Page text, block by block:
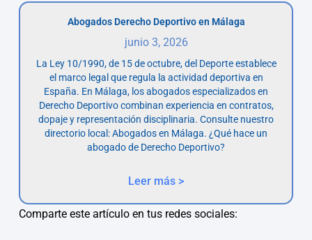
Abogados Derecho Deportivo en Málaga
junio 3, 2026
La Ley 10/1990, de 15 de octubre, del Deporte establece
el marco legal que regula la actividad deportiva en
España. En Málaga, los abogados especializados en
Derecho Deportivo combinan experiencia en contratos,
dopaje y representación disciplinaria. Consulte nuestro
directorio local: Abogados en Málaga. ¿Qué hace un
abogado de Derecho Deportivo?
Leer más >
Comparte este artículo en tus redes sociales: